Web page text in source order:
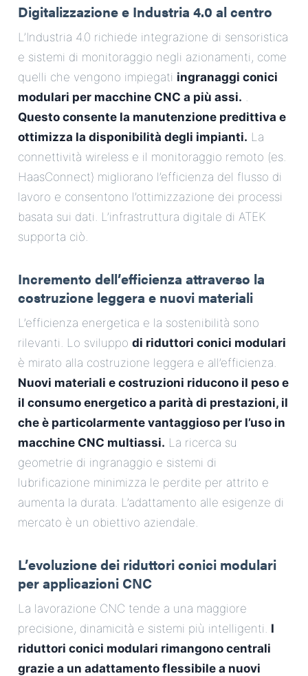
Digitalizzazione e Industria 4.0 al centro
L’Industria 4.0 richiede integrazione di sensoristica
e sistemi di monitoraggio negli azionamenti, come
quelli che vengono impiegati ingranaggi conici
modulari per macchine CNC a più assi. .
Questo consente la manutenzione predittiva e
ottimizza la disponibilità degli impianti. La
connettività wireless e il monitoraggio remoto (es.
HaasConnect) migliorano l’efficienza del flusso di
lavoro e consentono l’ottimizzazione dei processi
basata sui dati. L’infrastruttura digitale di ATEK
supporta ciò.
Incremento dell’efficienza attraverso la
costruzione leggera e nuovi materiali
L’efficienza energetica e la sostenibilità sono
rilevanti. Lo sviluppo di riduttori conici modulari
è mirato alla costruzione leggera e all’efficienza.
Nuovi materiali e costruzioni riducono il peso e
il consumo energetico a parità di prestazioni, il
che è particolarmente vantaggioso per l’uso in
macchine CNC multiassi. La ricerca su
geometrie di ingranaggio e sistemi di
lubrificazione minimizza le perdite per attrito e
aumenta la durata. L’adattamento alle esigenze di
mercato è un obiettivo aziendale.
L’evoluzione dei riduttori conici modulari
per applicazioni CNC
La lavorazione CNC tende a una maggiore
precisione, dinamicità e sistemi più intelligenti. I
riduttori conici modulari rimangono centrali
grazie a un adattamento flessibile a nuovi